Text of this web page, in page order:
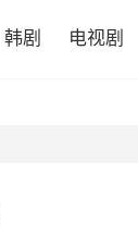
韩剧 电视剧